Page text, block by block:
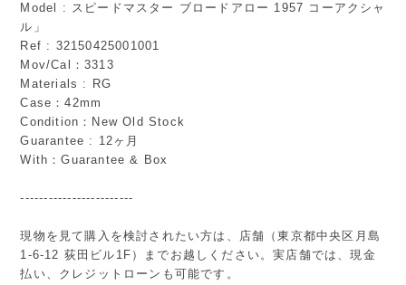
Model : スピードマスター ブロードアロー 1957 コーアクシャ
ル」
Ref : 32150425001001
Mov/Cal：3313
Materials : RG
Case：42mm
Condition：New Old Stock
Guarantee : 12ヶ月
With：Guarantee & Box
------------------------
現物を見て購入を検討されたい方は、店舗（東京都中央区月島
1-6-12 荻田ビル1F）までお越しください。実店舗では、現金
払い、クレジットローンも可能です。